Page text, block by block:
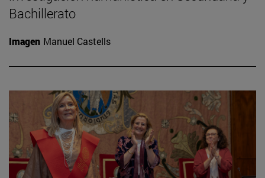
Bachillerato
Imagen Manuel Castells